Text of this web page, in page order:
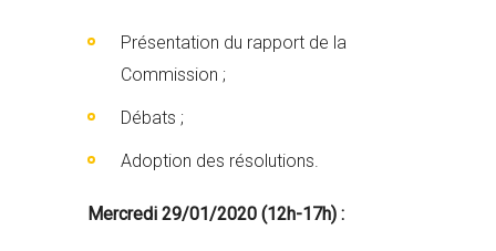
Présentation du rapport de la
Commission ;
Débats ;
Adoption des résolutions.
Mercredi 29/01/2020 (12h-17h) :